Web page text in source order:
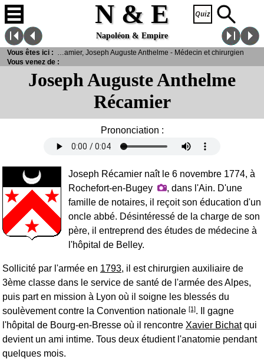
N & E
Napoléon & Empire
Joseph Auguste Anthelme
Récamier
Prononciation :
Joseph Récamier naît le 6 novembre 1774, à
Rochefort-en-Bugey
, dans l'Ain. D'une
famille de notaires, il reçoit son éducation d'un
oncle abbé. Désintéressé de la charge de son
père, il entreprend des études de médecine à
l'hôpital de Belley.
Sollicité par l'armée en 1793, il est chirurgien auxiliaire de
3ème classe dans le service de santé de l'armée des Alpes,
puis part en mission à Lyon où il soigne les blessés du
soulèvement contre la Convention nationale [1]. Il gagne
l'hôpital de Bourg-en-Bresse où il rencontre Xavier Bichatqui
devient un ami intime. Tous deux étudient l'anatomie pendant
quelques mois.
Vous êtes ici :
Personnalités
> Récamier, Joseph Auguste Anthelme - Médecin et chirurgien
Vous venez de :